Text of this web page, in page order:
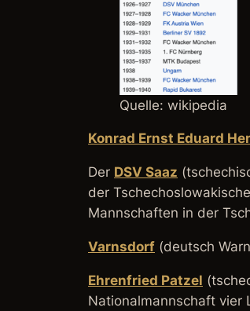
Quelle: wikipedia
Konrad Ernst Eduard
Der DSV Saaz
der
Mannschaften in der
Varnsdorf (deutsch
Ehrenfried Patzel
Nationalmannschaft vier